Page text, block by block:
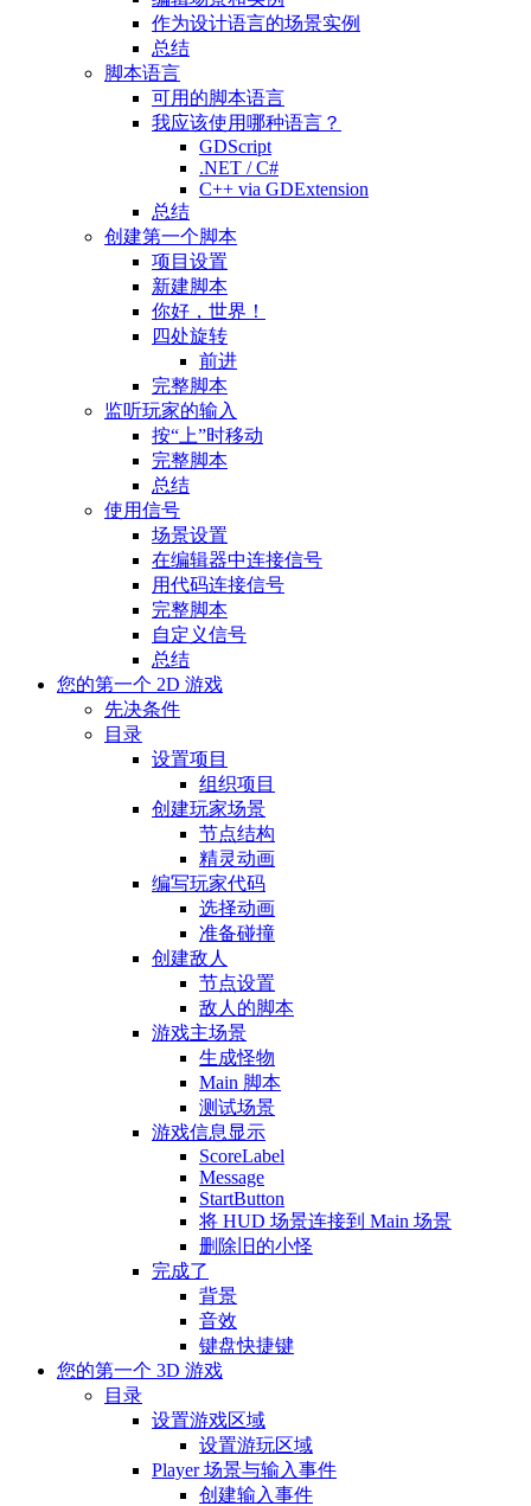
作为设计语言的场景实例
总结
脚本语言
可用的脚本语言
我应该使用哪种语言？
GDScript
.NET / C#
C++ via GDExtension
总结
创建第一个脚本
项目设置
新建脚本
你好，世界！
四处旋转
前进
完整脚本
监听玩家的输入
按“上”时移动
完整脚本
总结
使用信号
场景设置
在编辑器中连接信号
用代码连接信号
完整脚本
自定义信号
总结
您的第一个 2D 游戏
先决条件
目录
设置项目
组织项目
创建玩家场景
节点结构
精灵动画
编写玩家代码
选择动画
准备碰撞
创建敌人
节点设置
敌人的脚本
游戏主场景
生成怪物
Main 脚本
测试场景
游戏信息显示
ScoreLabel
Message
StartButton
将 HUD 场景连接到 Main 场景
删除旧的小怪
完成了
背景
音效
键盘快捷键
您的第一个 3D 游戏
目录
设置游戏区域
设置游玩区域
Player 场景与输入事件
创建输入事件